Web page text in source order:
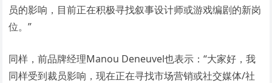
员的影响，目前正在积极寻找叙事设计师或游戏编剧的新岗
位。”
同样，前品牌经理Manou Deneuvel也表示：“大家好，我
同样受到裁员影响，现在正在寻找市场营销或社交媒体/社